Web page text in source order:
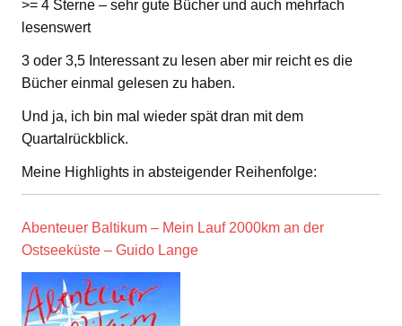
>= 4 Sterne – sehr gute Bücher und auch mehrfach
lesenswert
3 oder 3,5 Interessant zu lesen aber mir reicht es die
Bücher einmal gelesen zu haben.
Und ja, ich bin mal wieder spät dran mit dem
Quartalrückblick.
Meine Highlights in absteigender Reihenfolge:
Abenteuer Baltikum – Mein Lauf 2000km an der
Ostseeküste – Guido Lange